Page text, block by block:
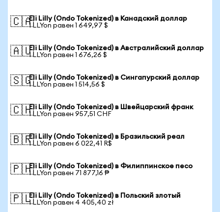
🇨🇦Eli Lilly (Ondo Tokenized) в Канадский доллар
1 LLYon равен 1 649,97 $
🇦🇺Eli Lilly (Ondo Tokenized) в Австралийский доллар
1 LLYon равен 1 676,26 $
🇸🇬Eli Lilly (Ondo Tokenized) в Сингапурский доллар
1 LLYon равен 1 514,56 $
🇨🇭Eli Lilly (Ondo Tokenized) в Швейцарский франк
1 LLYon равен 957,51 CHF
🇧🇷Eli Lilly (Ondo Tokenized) в Бразильский реал
1 LLYon равен 6 022,41 R$
🇵🇭Eli Lilly (Ondo Tokenized) в Филиппинское песо
1 LLYon равен 71 877,16 ₱
🇵🇱Eli Lilly (Ondo Tokenized) в Польский злотый
1 LLYon равен 4 405,40 zł